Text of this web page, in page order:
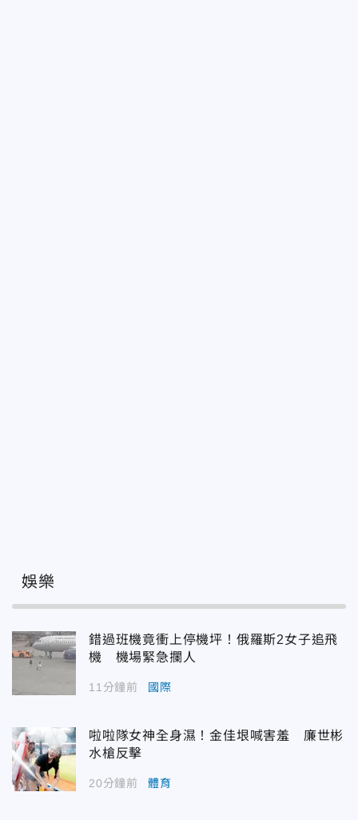
娛樂
錯過班機竟衝上停機坪！俄羅斯2女子追飛
機 機場緊急攔人
11分鐘前 國際
啦啦隊女神全身濕！金佳垠喊害羞 廉世彬
水槍反擊
20分鐘前 體育